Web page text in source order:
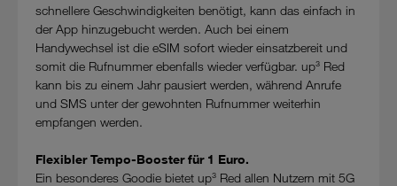
schnellere Geschwindigkeiten benötigt, kann das einfach in
der App hinzugebucht werden. Auch bei einem
Handywechsel ist die eSIM sofort wieder einsatzbereit und
somit die Rufnummer ebenfalls wieder verfügbar. up³ Red
kann bis zu einem Jahr pausiert werden, während Anrufe
und SMS unter der gewohnten Rufnummer weiterhin
empfangen werden.
Flexibler Tempo-Booster für 1 Euro.
Ein besonderes Goodie bietet up³ Red allen Nutzern mit 5G